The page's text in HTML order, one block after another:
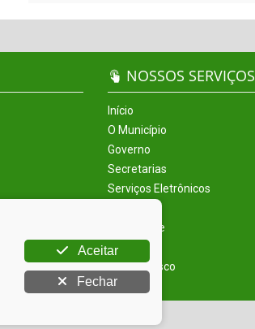
NOSSOS SERVIÇOS
Início
O Município
Governo
Secretarias
Serviços Eletrônicos
Informe-se
Sobre
Fale Conosco
Aceitar
Fechar